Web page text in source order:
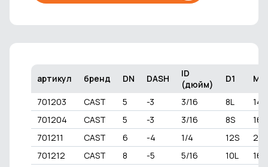
артикул бренд DN DASH
ID
(дюйм)
D1 М
701203 CAST 5 -3 3/16 8L
701204
CAST 5 -3 3/16 8S
701211
CAST 6 -4 1/4 12S
701212
CAST 8 -5 5/16 10L